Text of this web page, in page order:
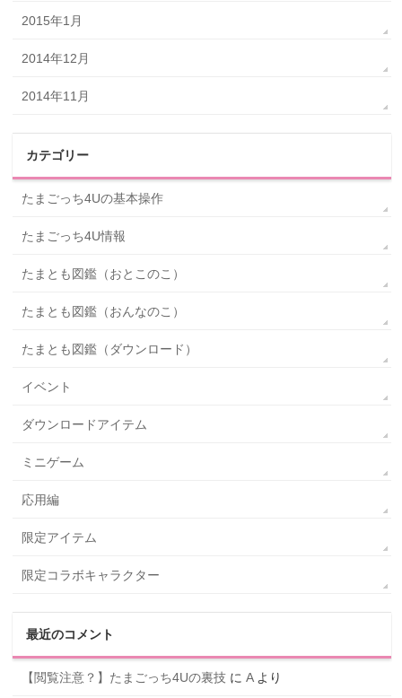
2015年1月
2014年12月
2014年11月
カテゴリー
たまごっち4Uの基本操作
たまごっち4U情報
たまとも図鑑（おとこのこ）
たまとも図鑑（おんなのこ）
たまとも図鑑（ダウンロード）
イベント
ダウンロードアイテム
ミニゲーム
応用編
限定アイテム
限定コラボキャラクター
最近のコメント
【閲覧注意？】たまごっち4Uの裏技 にAより